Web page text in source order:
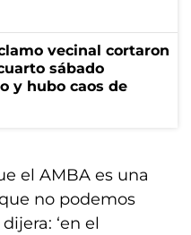
vecinal cortaron
sábado
y hubo caos de
el AMBA es una
no podemos
‘en el